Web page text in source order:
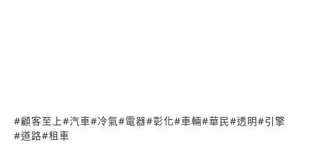
#顧客至上#汽車#冷氣#電器#彰化#車輛#華民#透明#引擎
#道路#租車